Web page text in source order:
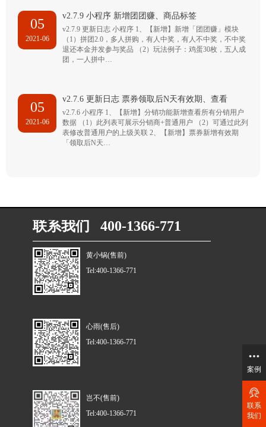
05
2021-06
v2.7.9 小程序 新增团团赚、商品标签
v2.7.9 更新日志 小程序 1、【新增】新增「团团赚」模块
（1）拼团2.0，多人拼购，有人中奖，有人不中奖，不中奖
退还本金并发参与奖品 （2）玩法例子：鸡蛋30枚，五人成
团，一人拼中…
05
2021-06
v2.7.6 更新日志 票券领取后N天有效期、查看
v2.7.6 小程序 1、【新增】分销功能新增查看所有分销用户
数据 （1）此列表可展示分销商+普通用户 （2）可通过此列
表修改普通用户的上级关联 2、【新增】票券新增有效期
「领取后N天…
联系我们 400-1366-771
黄小锅(售前)
Tel:400-1366-771
心雨(售后)
Tel:400-1366-771
岂不(售前)
Tel:400-1366-771
案例
联系
我们